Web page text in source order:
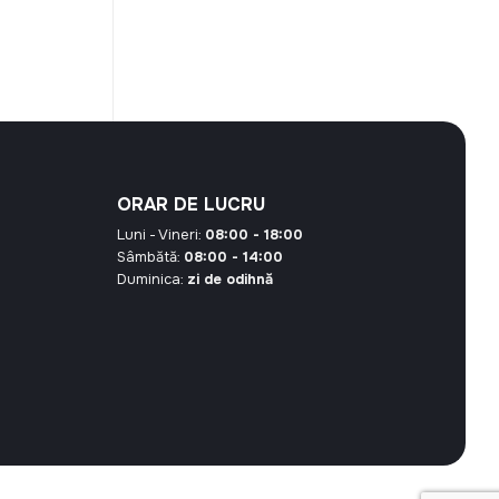
ORAR DE LUCRU
Luni - Vineri: 08:00 - 18:00
Sâmbătă: 08:00 - 14:00
Duminica: zi de odihnă